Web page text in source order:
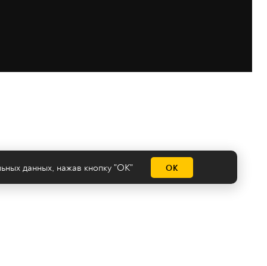
данных, нажав кнопку "ОК" ОК